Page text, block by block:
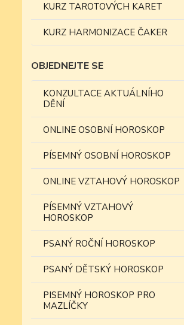
KURZ TAROTOVÝCH KARET
KURZ HARMONIZACE ČAKER
OBJEDNEJTE SE
KONZULTACE AKTUÁLNÍHO
DĚNÍ
ONLINE OSOBNÍ HOROSKOP
PÍSEMNÝ OSOBNÍ HOROSKOP
ONLINE VZTAHOVÝ HOROSKOP
PÍSEMNÝ VZTAHOVÝ
HOROSKOP
PSANÝ ROČNÍ HOROSKOP
PSANÝ DĚTSKÝ HOROSKOP
PISEMNÝ HOROSKOP PRO
MAZLÍČKY